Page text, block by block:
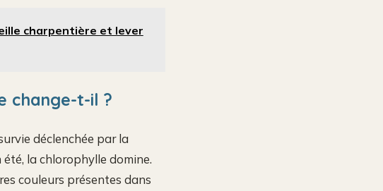
charpentière et lever
change-t-il ?
déclenchée par la
la chlorophylle domine.
couleurs présentes dans